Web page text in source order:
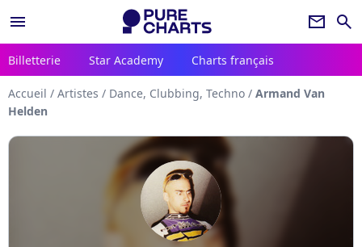
menu newsletter search
Billetterie Star Academy Charts français
Accueil / Artistes / Dance, Clubbing, Techno / Armand Van
Helden